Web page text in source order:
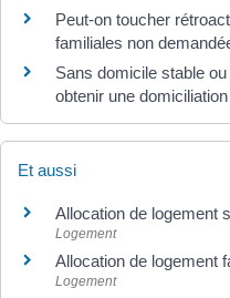
Peut-on toucher
familiales non
Sans domicile stable
obtenir une
Et aussi
Allocation de logement
Logement
Allocation de logement
Logement